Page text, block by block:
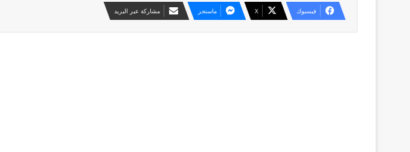
فيسبوك X ماسنجر مشاركة عبر البريد